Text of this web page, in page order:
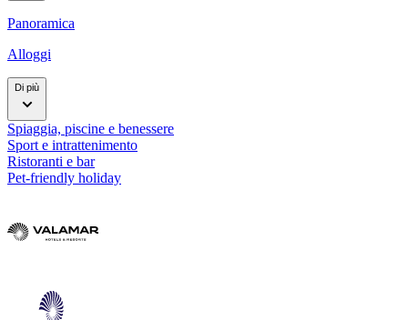
Panoramica
Alloggi
Di più
Spiaggia, piscine e benessere
Sport e intrattenimento
Ristoranti e bar
Pet-friendly holiday